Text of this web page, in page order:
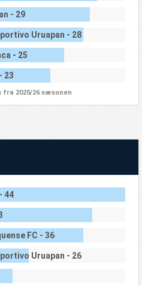
- 29
Uruapan - 28
- 25
23
fra 2025/26 sæsonen
44
FC - 36
Uruapan - 26